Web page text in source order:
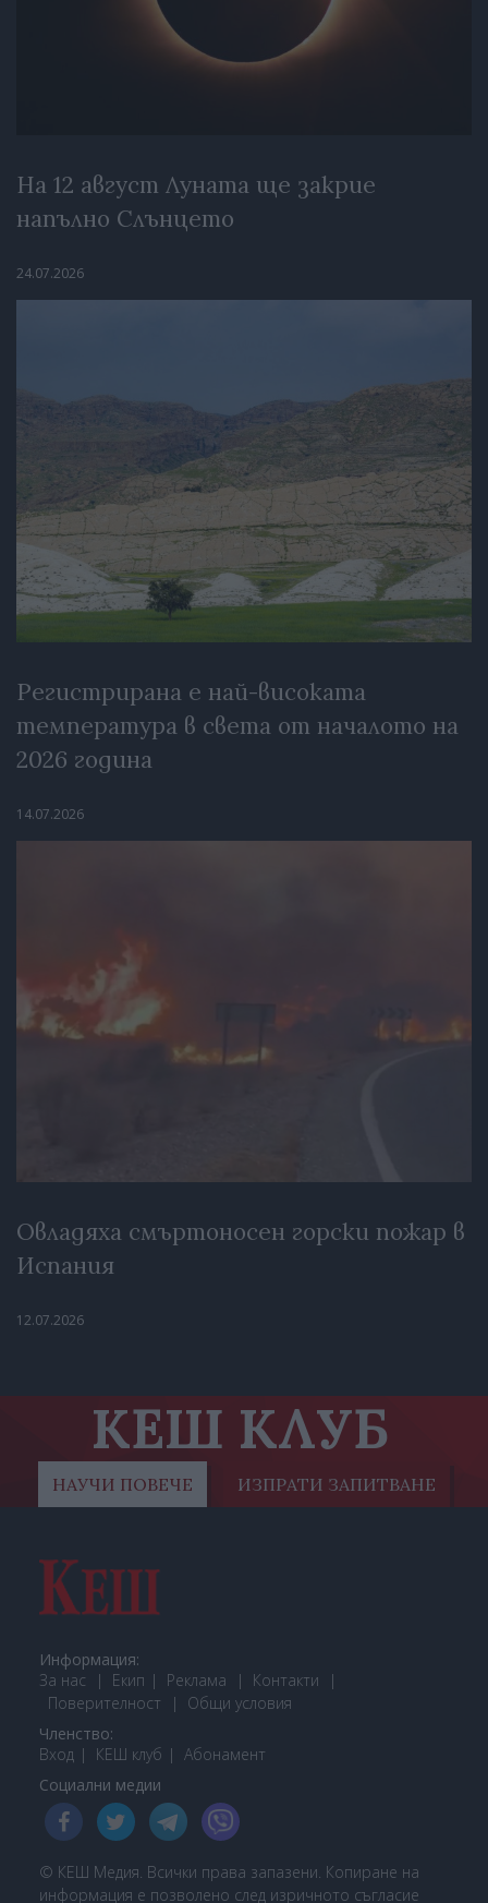
На 12 август Луната ще закрие
напълно Слънцето
24.07.2026
Регистрирана е най-високата
температура в света от началото на
2026 година
14.07.2026
Овладяха смъртоносен горски пожар в
Испания
12.07.2026
КЕШ КЛУБ
НАУЧИ ПОВЕЧЕ ИЗПРАТИ ЗАПИТВАНЕ
Информация:
За нас
Екип Реклама
Контакти
Поверителност
Общи условия
Членство:
Вход
КЕШ клуб Абонамент
Социални медии
© КЕШ Медия. Всички права запазени. Копиране на
информация е позволено след изричното съгласие